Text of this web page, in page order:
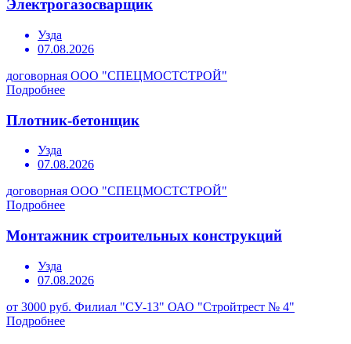
Электрогазосварщик
Узда
07.08.2026
договорная ООО "СПЕЦМОСТСТРОЙ"
Подробнее
Плотник-бетонщик
Узда
07.08.2026
договорная ООО "СПЕЦМОСТСТРОЙ"
Подробнее
Монтажник строительных конструкций
Узда
07.08.2026
от 3000 руб. Филиал "СУ-13" ОАО "Стройтрест № 4"
Подробнее